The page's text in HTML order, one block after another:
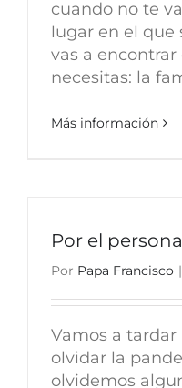
cuando no te
lugar en el que
vas a
necesitas: la
Más información
Por el
Por Papa Francisco |
Vamos a
olvidar la
olvidemos